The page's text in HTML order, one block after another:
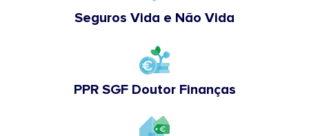
Seguros Vida e Não Vida
PPR SGF Doutor Finanças